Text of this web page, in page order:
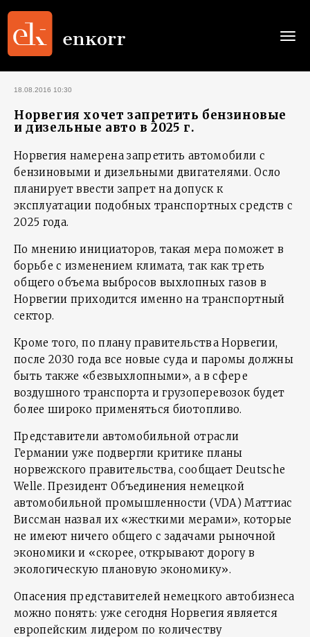
18.08.2016 10:30
Норвегия хочет запретить бензиновые
и дизельные авто в 2025 г.
Норвегия намерена запретить автомобили с
бензиновыми и дизельными двигателями. Осло
планирует ввести запрет на допуск к
эксплуатации подобных транспортных средств с
2025 года.
По мнению инициаторов, такая мера поможет в
борьбе с изменением климата, так как треть
общего объема выбросов выхлопных газов в
Норвегии приходится именно на транспортный
сектор.
Кроме того, по плану правительства Норвегии,
после 2030 года все новые суда и паромы должны
быть также «безвыхлопными», а в сфере
воздушного транспорта и грузоперевозок будет
более широко применяться биотопливо.
Представители автомобильной отрасли
Германии уже подвергли критике планы
норвежского правительства, сообщает Deutsche
Welle. Президент Объединения немецкой
автомобильной промышленности (VDA) Маттиас
Виссман назвал их «жесткими мерами», которые
не имеют ничего общего с задачами рыночной
экономики и «скорее, открывают дорогу в
экологическую плановую экономику».
Опасения представителей немецкого автобизнеса
можно понять: уже сегодня Норвегия является
европейским лидером по количеству